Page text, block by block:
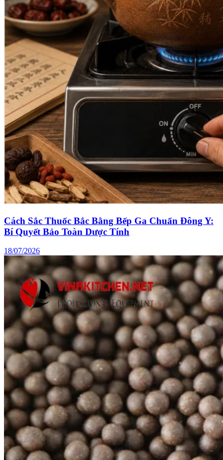
Cách Sắc Thuốc Bắc Bằng Bếp Ga Chuẩn Đông Y:
Bí Quyết Bảo Toàn Dược Tính
18/07/2026